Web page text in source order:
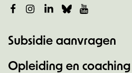
Facebook
Instagram
LinkedIn
Bluesky
Subsidie aanvragen
Opleiding en coaching